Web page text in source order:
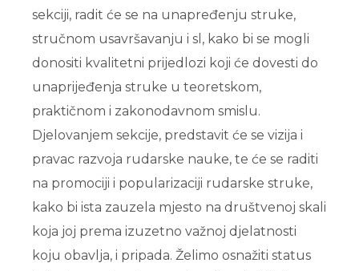
sekciji, radit će se na unapređenju struke,
stručnom usavršavanju i sl, kako bi se mogli
donositi kvalitetni prijedlozi koji će dovesti do
unaprijeđenja struke u teoretskom,
praktičnom i zakonodavnom smislu.
Djelovanjem sekcije, predstavit će se vizija i
pravac razvoja rudarske nauke, te će se raditi
na promociji i popularizaciji rudarske struke,
kako bi ista zauzela mjesto na društvenoj skali
koja joj prema izuzetno važnoj djelatnosti
koju obavlja, i pripada. Želimo osnažiti status